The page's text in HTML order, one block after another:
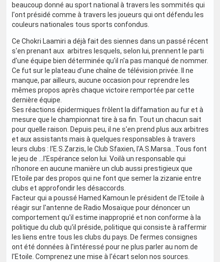
beaucoup donné au sport national à travers les sommités qui
l'ont présidé comme à travers les joueurs qui ont défendu les
couleurs nationales tous sports confondus.
Ce Chokri Laamiri a déjà fait des siennes dans un passé récent
s'en prenant aux arbitres lesquels, selon lui, prennent le parti
d'une équipe bien déterminée qu'il n'a pas manqué de nommer.
Ce fut sur le plateau d'une chaîne de télévision privée. Il ne
manque, par ailleurs, aucune occasion pour reprendre les
mêmes propos après chaque victoire remportée par cette
dernière équipe.
Ses réactions épidermiques frôlent la diffamation au fur et à
mesure que le championnat tire à sa fin. Tout un chacun sait
pour quelle raison. Depuis peu, il ne s'en prend plus aux arbitres
et aux assistants mais à quelques responsables à travers
leurs clubs : l'E.S.Zarzis, le Club Sfaxien, l'A.S.Marsa...Tous font
le jeu de …l'Espérance selon lui. Voilà un responsable qui
n'honore en aucune manière un club aussi prestigieux que
l'Etoile par des propos qui ne font que semer la zizanie entre
clubs et approfondir les désaccords.
Facteur qui a poussé Hamed Kamoun le président de l'Etoile à
réagir sur l'antenne de Radio Mosaïque pour dénoncer un
comportement qu'il estime inapproprié et non conforme à la
politique du club qu'il préside, politique qui consiste à raffermir
les liens entre tous les clubs du pays. De fermes consignes
ont été données à l'intéressé pour ne plus parler au nom de
l'Etoile. Comprenez une mise à l'écart selon nos sources.